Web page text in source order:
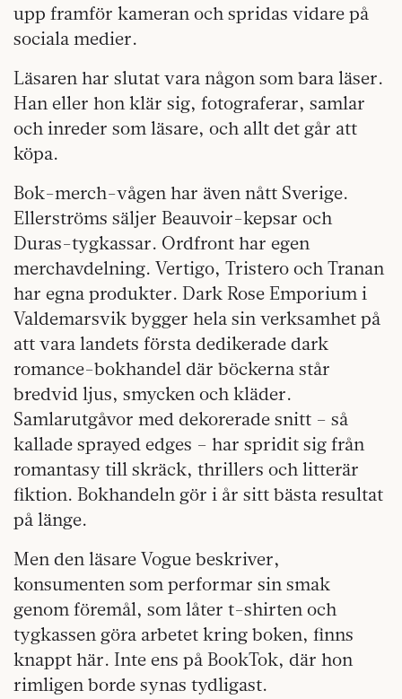
upp framför kameran och spridas vidare på
sociala medier.
Läsaren har slutat vara någon som bara läser.
Han eller hon klär sig, fotograferar, samlar
och inreder som läsare, och allt det går att
köpa.
Bok-merch-vågen har även nått Sverige.
Ellerströms säljer Beauvoir-kepsar och
Duras-tygkassar. Ordfront har egen
merchavdelning. Vertigo, Tristero och Tranan
har egna produkter. Dark Rose Emporium i
Valdemarsvik bygger hela sin verksamhet på
att vara landets första dedikerade dark
romance-bokhandel där böckerna står
bredvid ljus, smycken och kläder.
Samlarutgåvor med dekorerade snitt – så
kallade sprayed edges – har spridit sig från
romantasy till skräck, thrillers och litterär
fiktion. Bokhandeln gör i år sitt bästa resultat
på länge.
Men den läsare Vogue beskriver,
konsumenten som performar sin smak
genom föremål, som låter t-shirten och
tygkassen göra arbetet kring boken, finns
knappt här. Inte ens på BookTok, där hon
rimligen borde synas tydligast.